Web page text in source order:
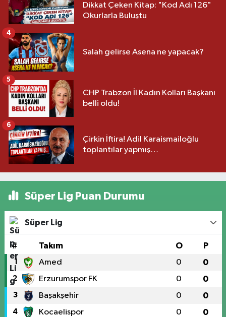
Dikkat Çeken Kitap: "Kod Adı 126"
Okurlarla Buluştu
Salah gelirse Asena ne yapacak?
4
CHP Trabzon İl Kadın Kolları Başkanı
belli oldu!
5
Çirkin İftira! Adil Karaismailoğlu
toplantılar yapmış…
6
Süper Lig Puan Durumu
Süper Lig
# Takım O P
1 Amed 0 0
2 Erzurumspor FK 0 0
3 Başakşehir 0 0
4 Kocaelispor 0 0